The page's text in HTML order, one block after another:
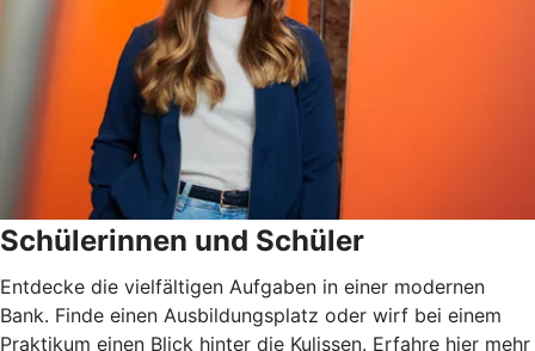
Schülerinnen und Schüler
Entdecke die vielfältigen Aufgaben in einer modernen
Bank. Finde einen Ausbildungsplatz oder wirf bei einem
Praktikum einen Blick hinter die Kulissen. Erfahre hier mehr